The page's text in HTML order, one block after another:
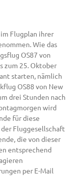
Flugplan ihrer
Wie das
OS87 von
zum 25. Oktober
starten, nämlich
OS88 von New
drei Stunden nach
wird
für diese
Fluggesellschaft
die von dieser
entsprechend
per E-Mail